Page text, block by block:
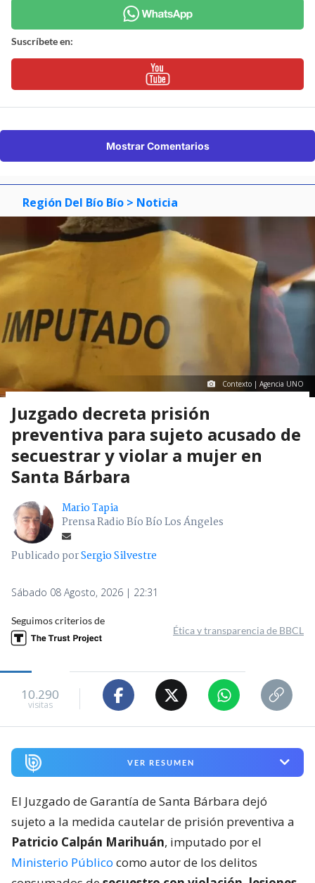
Suscríbete en:
Mostrar Comentarios
Región Del Bío Bío > Noticia
Contexto | Agencia UNO
Juzgado decreta prisión
preventiva para sujeto acusado de
secuestrar y violar a mujer en
Santa Bárbara
Mario Tapia
Prensa Radio Bío Bío Los Ángeles
Publicado porSergio Silvestre
Sábado 08 Agosto, 2026 | 22:31
Seguimos criterios de
Ética y transparencia de BBCL
10.290
visitas
VER RESUMEN
El Juzgado de Garantía de Santa Bárbara dejó
sujeto a la medida cautelar de prisión preventiva a
Patricio Calpán Marihuán, imputado por el
Ministerio Público como autor de los delitos